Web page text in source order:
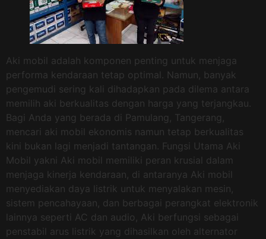
Aki mobil adalah komponen penting untuk menjaga
performa kendaraan tetap optimal. Namun, banyak
pengemudi sering kali dihadapkan pada dilema antara
memilih aki berkualitas dengan harga yang terjangkau.
Bagi Anda yang berada di Pamulang, Tangerang,
mencari aki mobil ekonomis namun tetap berkualitas
kini bukan lagi menjadi tantangan. Fungsi Utama Aki
Mobil yakni Aki mobil memiliki peran krusial dalam
menjaga kinerja kendaraan, di antaranya Aki mobil
menyediakan daya listrik untuk menyalakan mesin,
sistem pencahayaan, dan berbagai perangkat elektronik
lainnya seperti AC dan audio, Aki berfungsi sebagai
penstabil arus listrik yang dihasilkan oleh alternator